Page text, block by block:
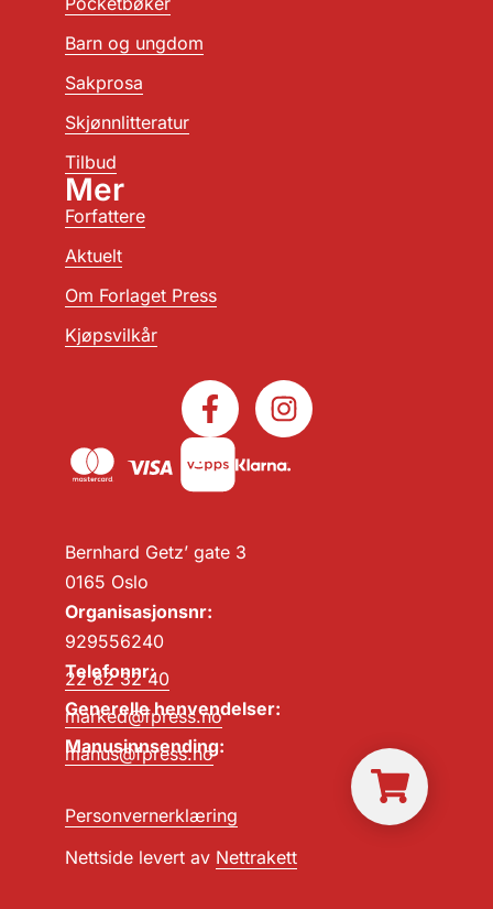
Bernhard Getz’ gate 3
0165 Oslo
Organisasjonsnr:
929556240
Telefonnr:
22 82 32 40
Generelle henvendelser:
marked@fpress.no
Manusinnsending:
manus@fpress.no
Personvernerklæring
Nettside levert av Nettrakett
Barn og ungdom
Sakprosa
Skjønnlitteratur
Tilbud
Mer
Forfattere
Aktuelt
Om Forlaget Press
Kjøpsvilkår